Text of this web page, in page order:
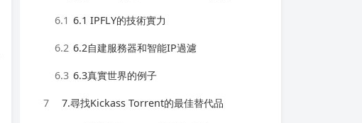
6.1 6.1 IPFLY的技術實力
6.2 6.2自建服務器和智能IP過濾
6.3 6.3真實世界的例子
7 7.尋找Kickass Torrent的最佳替代品